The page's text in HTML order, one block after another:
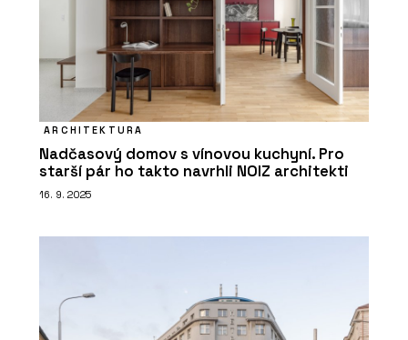
ČLÁNKY
Moderní pojetí páčkových vypínačů
NEXA z tradičních materiálů
ARCHITEKTURA
Nadčasový domov s vínovou kuchyní. Pro
starší pár ho takto navrhli NOIZ architekti
16. 9. 2025